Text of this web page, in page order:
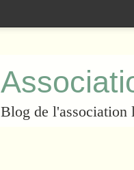
Blog de